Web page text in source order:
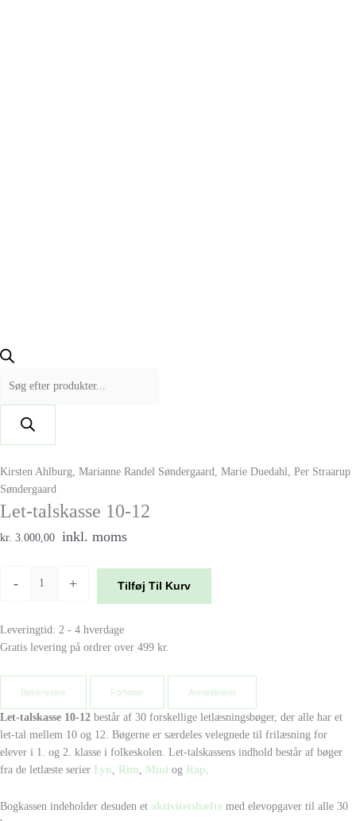
Kirsten Ahlburg, Marianne Randel Søndergaard, Marie Duedahl, Per Straarup
Søndergaard
Let-talskasse 10-12
kr. 3.000,00 inkl. moms
- + Tilføj Til Kurv
Leveringtid: 2 - 4 hverdage
Gratis levering på ordrer over 499 kr.
Beksrivelse Forfatter Anmeldelser
Let-talskasse 10-12 består af 30 forskellige letlæsningsbøger, der alle har et
let-tal mellem 10 og 12. Bøgerne er særdeles velegnede til frilæsning for
elever i 1. og 2. klasse i folkeskolen. Let-talskassens indhold består af bøger
fra de letlæste serier
Lyn Rim Mini og Rap
Bogkassen indeholder desuden et aktivitetshæfte med elevopgaver til alle 30